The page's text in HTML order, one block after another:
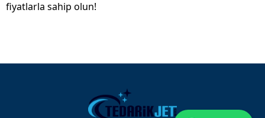
fiyatlarla sahip olun!